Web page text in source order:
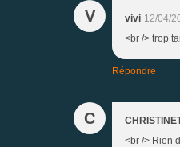
V vivi 12/04/
<br /> trop
Répondre
C
<br /> Rien